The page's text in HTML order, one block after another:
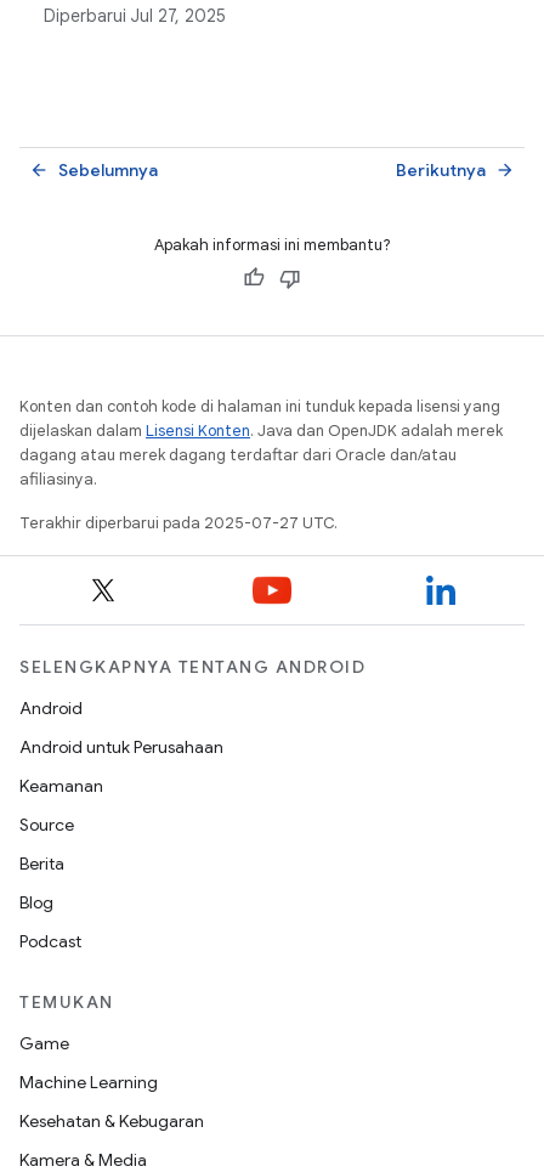
Diperbarui Jul 27, 2025
Sebelumnya
arrow_back Berikutnya arrow_forward
Apakah informasi ini membantu?
Konten dan contoh kode di halaman ini tunduk kepada lisensi yang
dijelaskan dalam Lisensi Konten. Java dan OpenJDK adalah merek
dagang atau merek dagang terdaftar dari Oracle dan/atau
afiliasinya.
Terakhir diperbarui pada 2025-07-27 UTC.
SELENGKAPNYA TENTANG ANDROID
Android
Android untuk Perusahaan
Keamanan
Source
Berita
Blog
Podcast
TEMUKAN
Game
Machine Learning
Kesehatan & Kebugaran
Kamera & Media